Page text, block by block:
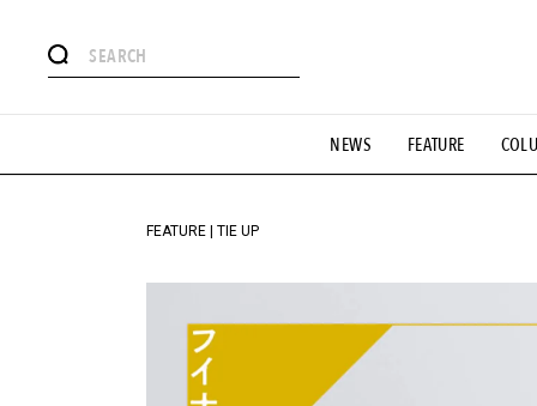
NEWS FEATURE
#憧れの逸品 #ESSENTIAL
#GH 銘品の所以 #フイナムのYouTube #Commune H
#HANDSOME HANDBOOK
FEATURE | TIE UP